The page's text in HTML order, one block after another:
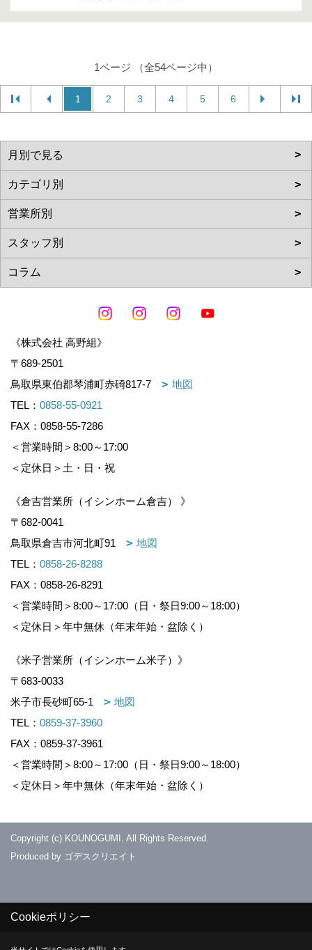
1ページ （全54ページ中）
1 2 3 4 5 6
《株式会社 高野組》
〒689-2501
鳥取県東伯郡琴浦町赤碕817-7
地図
TEL： 0858-55-0921
FAX：0858-55-7286
＜営業時間＞8:00～17:00
＜定休日＞土・日・祝
《倉吉営業所（イシンホーム倉吉） 》
〒682-0041
鳥取県倉吉市河北町91
地図
TEL： 0858-26-8288
FAX：0858-26-8291
＜営業時間＞8:00～17:00（日・祭日9:00～18:00）
＜定休日＞年中無休（年末年始・盆除く）
《米子営業所（イシンホーム米子）》
〒683-0033
米子市長砂町65-1
地図
TEL： 0859-37-3960
FAX：0859-37-3961
＜営業時間＞8:00～17:00（日・祭日9:00～18:00）
＜定休日＞年中無休（年末年始・盆除く）
Copyright (c) KOUNOGUMI. All Rights Reserved.
Produced by ゴデスクリエイト
Cookieポリシー